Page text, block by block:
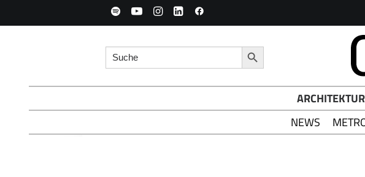
Search for: Search Button
ARCHITEKTUR
NEWS